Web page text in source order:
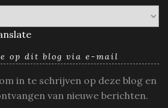
op dit blog via e-mail
in te schrijven op deze blog en
van nieuwe berichten.